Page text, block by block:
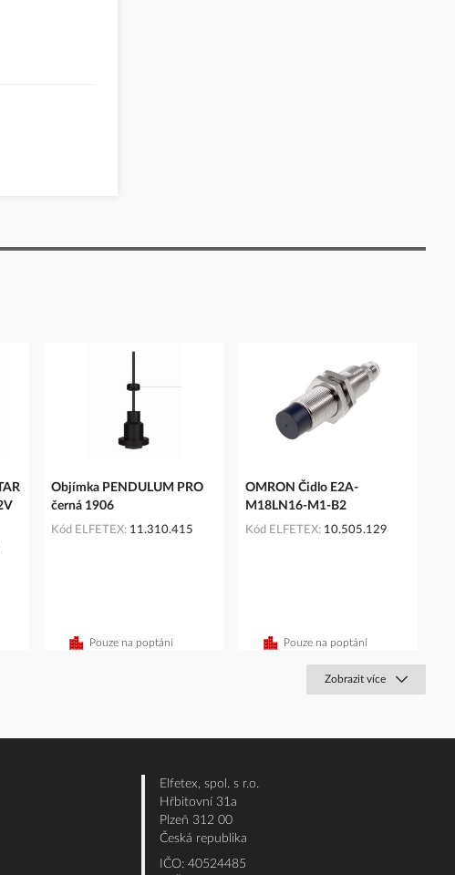
Objímka PENDULUM PRO
černá 1906
Kód ELFETEX 11.310.415
Pouze na poptání
OMRON Čidlo E2A-
M18LN16-M1-B2
Kód ELFETEX 10.505.129
Pouze na poptání
Zobrazit více
Elfetex, spol. s r.o.
Hřbitovní 31a
Plzeň 312 00
Česká republika
IČO: 40524485